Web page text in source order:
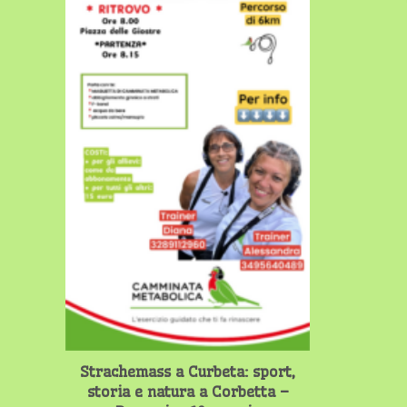
Strachemass a Curbeta: sport,
storia e natura a Corbetta –